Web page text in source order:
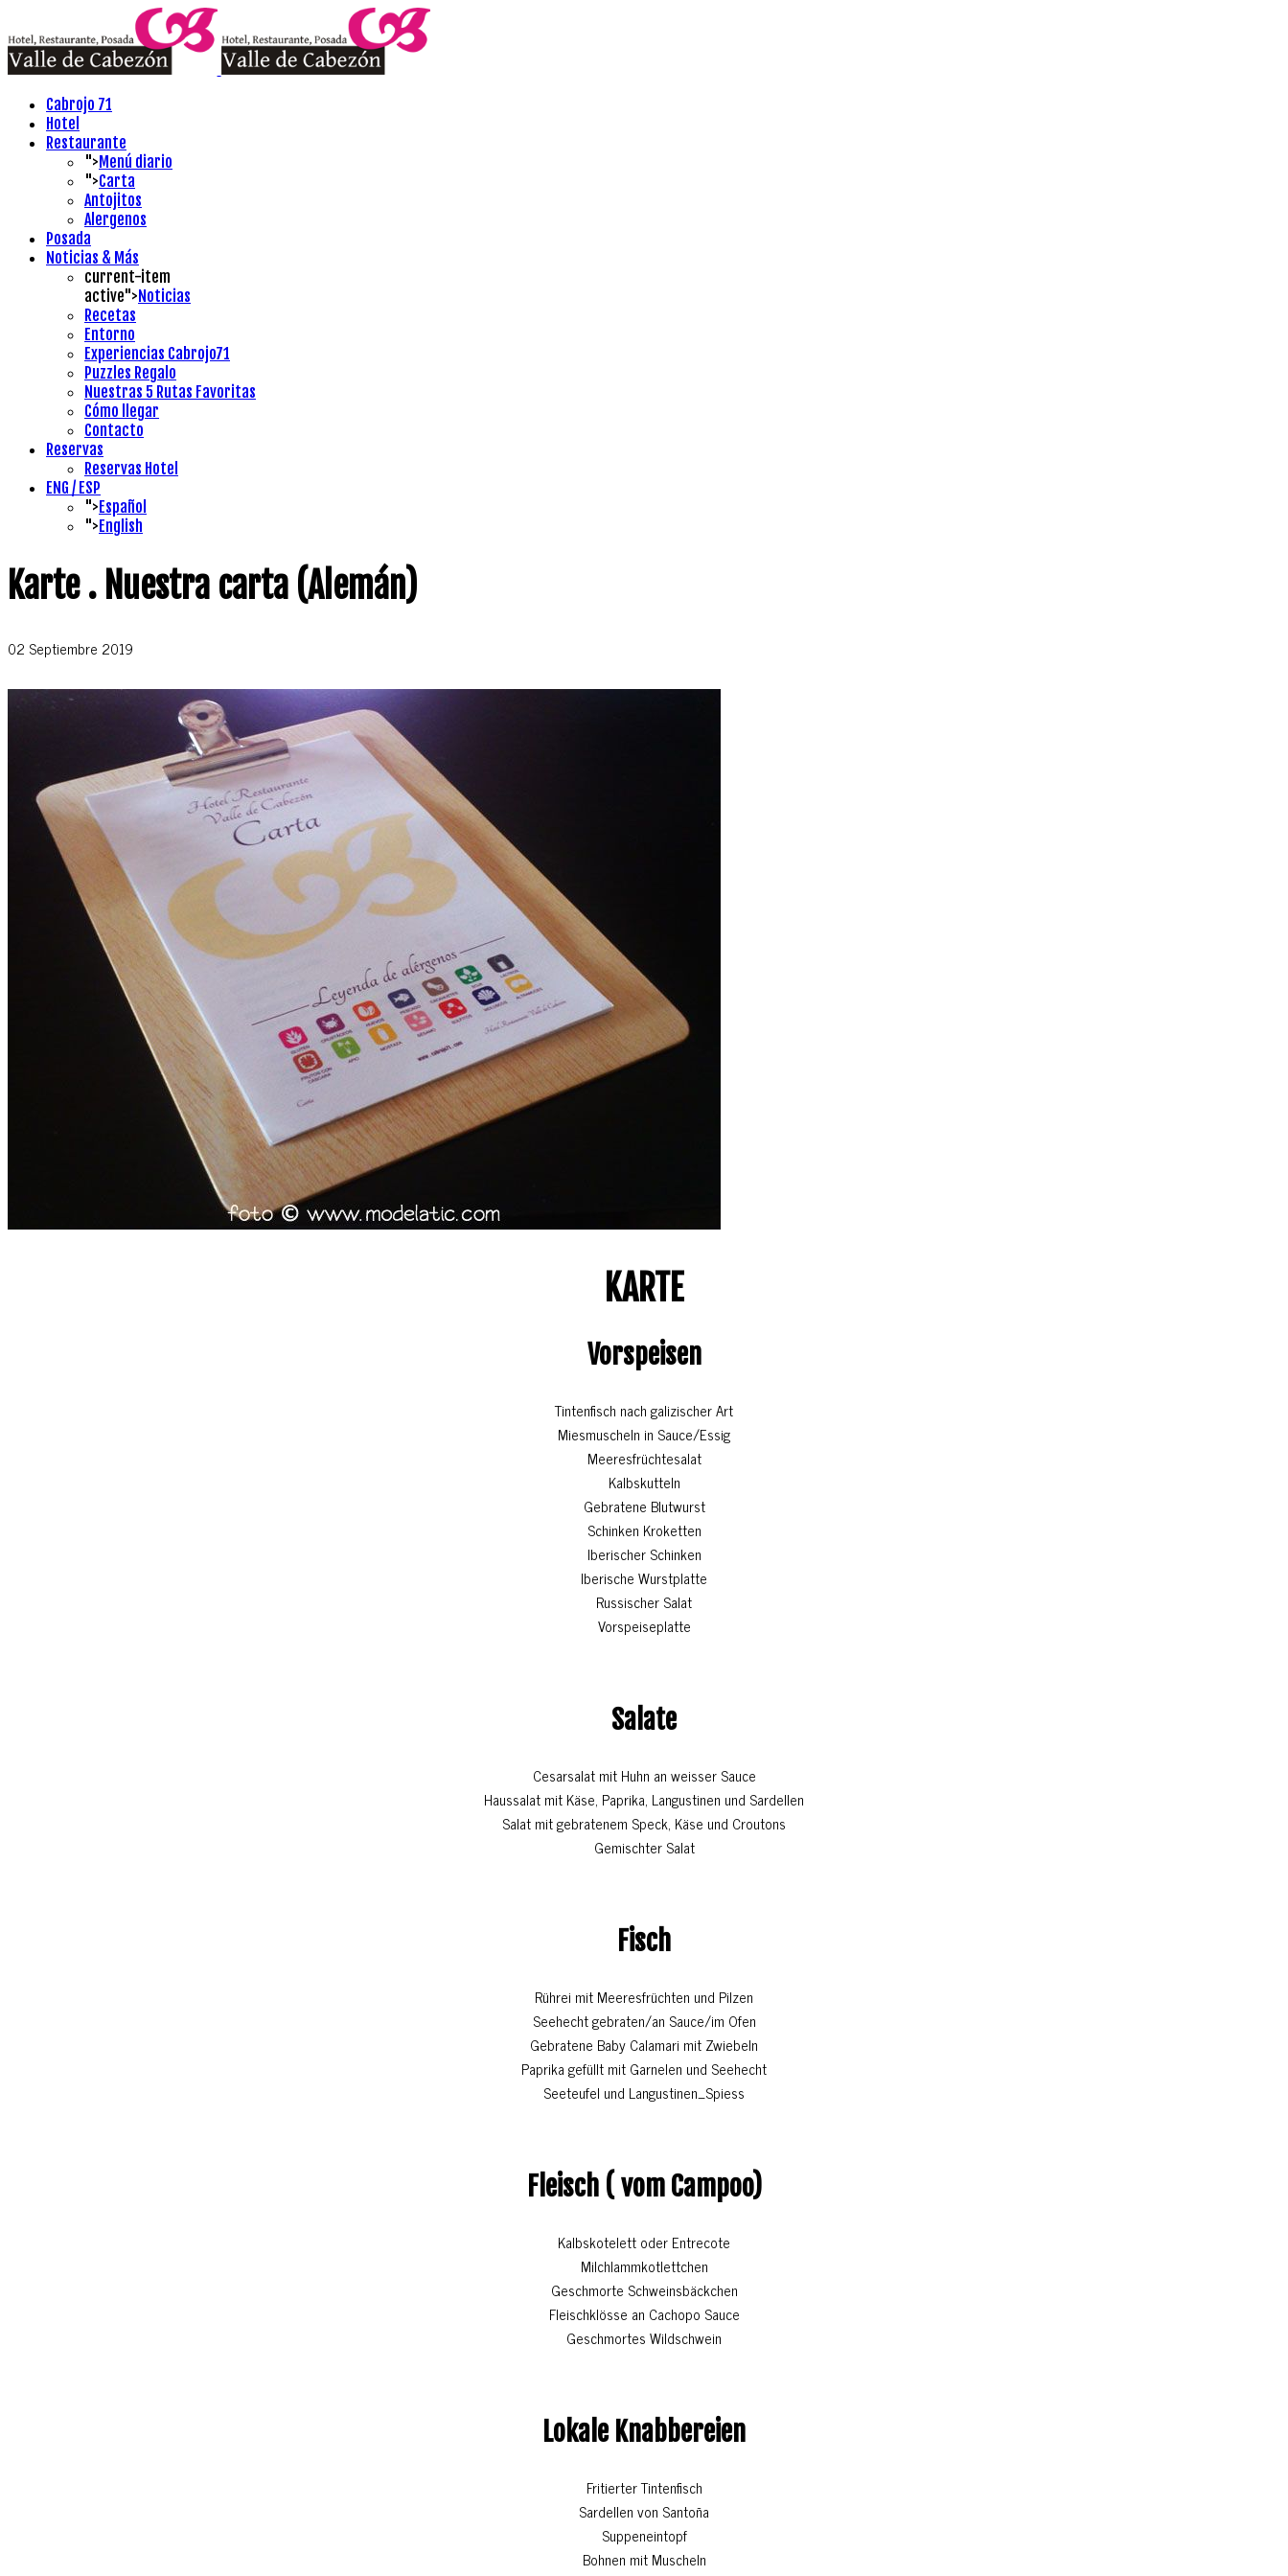
Cabrojo 71
Hotel
Restaurante
"> Menú diario
">Carta
Antojitos
Alergenos
Posada
Noticias & Más
current-item
active">Noticias
Recetas
Entorno
Experiencias Cabrojo71
Puzzles Regalo
Nuestras 5 Rutas Favoritas
Cómo llegar
Contacto
Reservas
Reservas Hotel
ENG / ESP
"> Español
"> English
Karte . Nuestra carta (Alemán)
02 Septiembre 2019
KARTE
Vorspeisen
Tintenfisch nach galizischer Art
Miesmuscheln in Sauce/Essig
Meeresfrüchtesalat
Kalbskutteln
Gebratene Blutwurst
Schinken Kroketten
Iberischer Schinken
Iberische Wurstplatte
Russischer Salat
Vorspeiseplatte
Salate
Cesarsalat mit Huhn an weisser Sauce
Haussalat mit Käse, Paprika, Langustinen und Sardellen
Salat mit gebratenem Speck, Käse und Croutons
Gemischter Salat
Fisch
Rührei mit Meeresfrüchten und Pilzen
Seehecht gebraten/an Sauce/im Ofen
Gebratene Baby Calamari mit Zwiebeln
Paprika gefüllt mit Garnelen und Seehecht
Seeteufel und Langustinen_Spiess
Fleisch ( vom Campoo)
Kalbskotelett oder Entrecote
Milchlammkotlettchen
Geschmorte Schweinsbäckchen
Fleischklösse an Cachopo Sauce
Geschmortes Wildschwein
Lokale Knabbereien
Fritierter Tintenfisch
Sardellen von Santoña
Suppeneintopf
Bohnen mit Muscheln